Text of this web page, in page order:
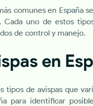
comunes en España
Cada uno de estos
de control y manejo.
en
tipos de avispas que
para identificar